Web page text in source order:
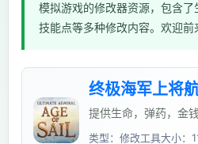
模拟游戏的修改器资源，包含
技能点等多种修改内容。欢迎前
终极海军上将
提供生命，弹药，金
类型：修改工具大小：